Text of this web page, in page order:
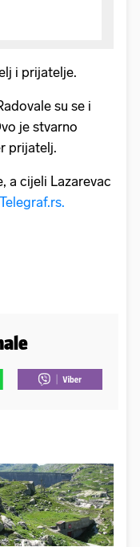
i prijatelje.
su se i
je stvarno
prijatelj.
a cijeli Lazarevac
Telegraf.rs.